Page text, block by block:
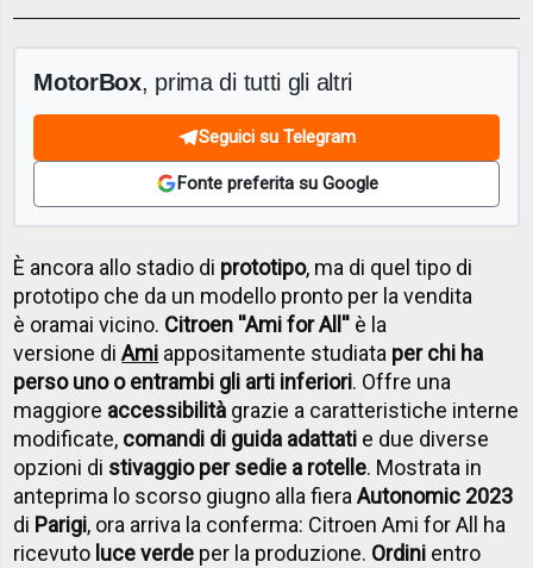
MotorBox, prima di tutti gli altri
Seguici su Telegram
Fonte preferita su Google
È ancora allo stadio di prototipo, ma di quel tipo di
prototipo che da un modello pronto per la vendita
è oramai vicino. Citroen ''Ami for All'' è la
versione diAmi appositamente studiata per chi ha
perso uno o entrambi gli arti inferiori. Offre una
maggiore accessibilità grazie a caratteristiche interne
modificate, comandi di guida adattati e due diverse
opzioni di stivaggio per sedie a rotelle. Mostrata in
anteprima lo scorso giugno alla fieraAutonomic 2023
di Parigi, ora arriva la conferma: Citroen Ami for All ha
ricevuto luce verde per la produzione. Ordini entro